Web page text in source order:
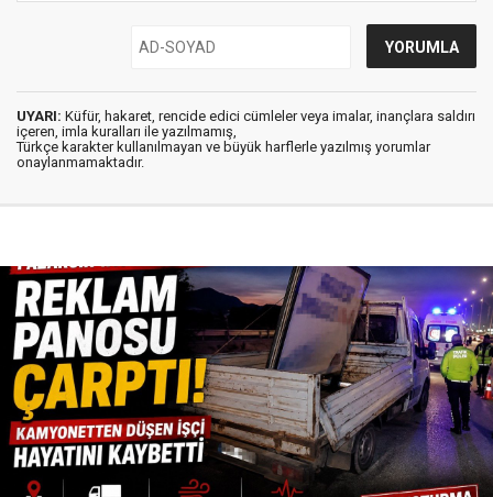
UYARI: Küfür, hakaret, rencide edici cümleler veya imalar, inançlara saldırı
içeren, imla kuralları ile yazılmamış,
Türkçe karakter kullanılmayan ve büyük harflerle yazılmış yorumlar
onaylanmamaktadır.